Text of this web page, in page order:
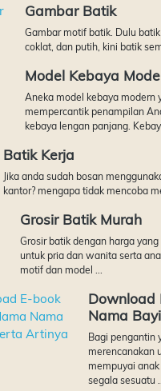
Gambar Batik
Gambar motif batik. Dulu
coklat, dan putih, kini batik
Model Kebaya
Aneka model kebaya modern
mempercantik penampilan
kebaya lengan panjang.
Batik Kerja
Jika anda sudah bosan
kantor? mengapa tidak mencoba
Grosir Batik Murah
Grosir batik dengan harga
untuk pria dan wanita serta
motif dan model ...
Download
Nama
Bagi pengantin
merencanakan
mempuyai
segala sesuatu